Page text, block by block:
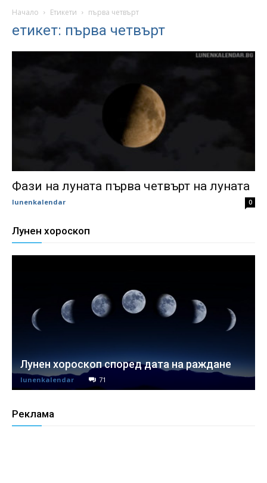
Начало Етикети първа четвърт
етикет: първа четвърт
Фази на луната първа четвърт на луната
lunenkalendar 0
Лунен хороскоп
Лунен хороскоп според дата на раждане
lunenkalendar 71
Реклама